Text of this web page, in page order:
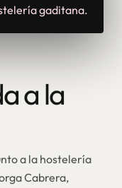
gaditana.
a la
a la hostelería
Cabrera,